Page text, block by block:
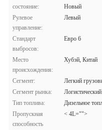
состояние:
Новый
Рулевое
управление:
Левый
Стандарт
выбросов:
Евро 6
Место
происхождения:
Хубэй, Китай
Сегмент:
Легкий
Сегмент рынка:
Тип топлива:
Дизельное
Пропускная
способность
< 4L="">